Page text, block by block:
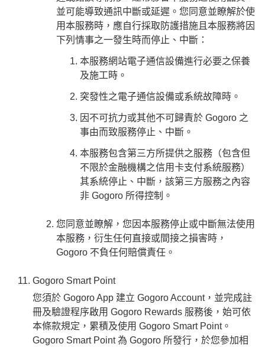
並可能導致通訊中斷或延遲。您同意並瞭解於使
用本服務時，應自行採取防護措施且本服務將因
下列情事之一發生時而停止、中斷：
本服務網站電子通信設備進行必要之保養
及施工時。
突發性之電子通信設備或系統故障時。
因不可抗力或其他不可歸責於 Gogoro 之
事由而致服務停止、中斷。
本服務包含第三方所提供之服務（包含但
不限於金融機構之信用卡支付系統服務）
其系統停止、中斷，該第三方服務之內容
非 Gogoro 所得控制。
您同意並瞭解，您因本服務停止或中斷無法使用
本服務，衍生任何直接或間接之損害時，
Gogoro 不負任何賠償責任。
Gogoro Smart Point
您須於 Gogoro App 建立 Gogoro Account，並完成註
冊及驗證程序啟用 Gogoro Rewards 服務後，始可依
本條款規定，累積及使用 Gogoro Smart Point。
Gogoro Smart Point 為 Gogoro 所發行，於您參加相